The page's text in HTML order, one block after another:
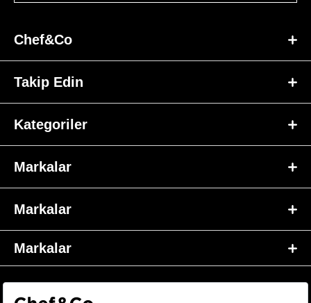
Chef&Co
Takip Edin
Kategoriler
Markalar
Markalar
Markalar